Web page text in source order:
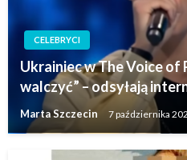
CELEBRYCI
Ukrainiec w The Voice of
walczyć” – odsyłają
Marta Szczecin 7 października